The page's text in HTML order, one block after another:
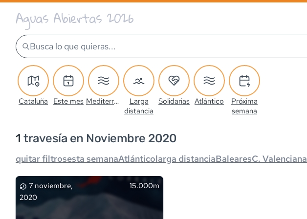
Aguas Abiertas 2026
Busca lo que quieras...
Cataluña Este mes Mediterráneo
Larga
distancia
Solidarias Atlántico
Próxima
semana
1 travesía en Noviembre 2020
quitar filtrosesta semanaAtlánticolarga distanciaBalearesC. Valenciana
7 noviembre,
2020
15.000m